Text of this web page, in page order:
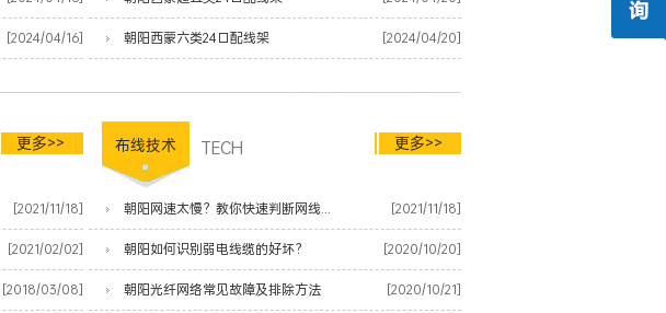
[2024/04/16] 朝阳西蒙六类24口配线架 [2024/04/20]
更多>>
[2021/11/18]
[2021/02/02]
[2018/03/08]
布线技术 TECH 更多>>
朝阳网速太慢？教你快速判断网线是否有质量问题 [2021/11/18]
朝阳如何识别弱电线缆的好坏？ [2020/10/20]
朝阳光纤网络常见故障及排除方法 [2020/10/21]